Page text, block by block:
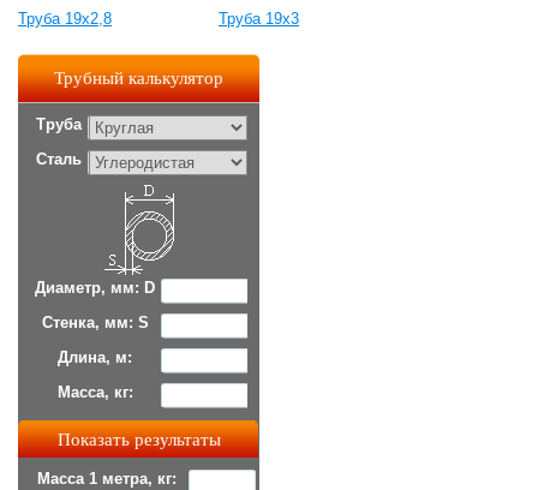
Труба 19х2,8 Труба 19х3
Трубный калькулятор
Труба
Сталь
Диаметр, мм: D
Стенка, мм: S
Длина, м:
Масса, кг:
Масса 1 метра, кг: